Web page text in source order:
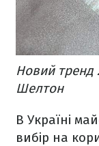
Новий тренд
Шелтон
В Україні
вибір на